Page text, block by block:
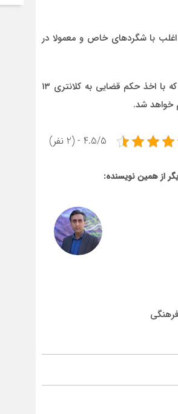
اغلب با شگرد‌های خاص و معمولا در
نجفی نیز افزود: که این زن متکدی پاکستانی و فرزندش فاقد مدارک هویتی بودند که با اخذ حکم قضایی به کلانتری ۱۳
خواهد شد.
4.5/5 - (2 نفر)
از همین نویسنده: